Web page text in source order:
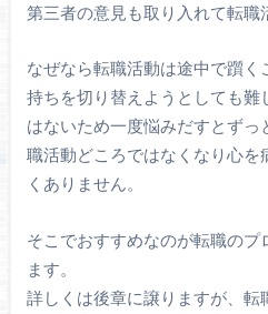
第三者の意見も取り入れて転職
なぜなら転職活動は途中で躓
持ちを切り替えようとしても難
はないため一度悩みだすとず
職活動どころではなくなり心を
くありません。
そこでおすすめなのが転職のプ
ます。
詳しくは後章に譲りますが、転